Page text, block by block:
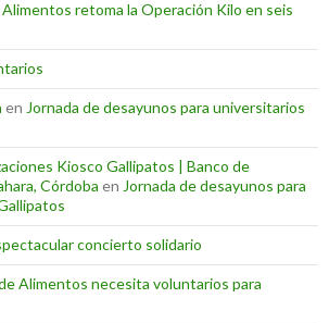
Alimentos retoma la Operación Kilo en seis
en Jornada de desayunos para universitarios
Kiosco Gallipatos | Banco de
Córdoba en Jornada de desayunos para
concierto solidario
Alimentos necesita voluntarios para